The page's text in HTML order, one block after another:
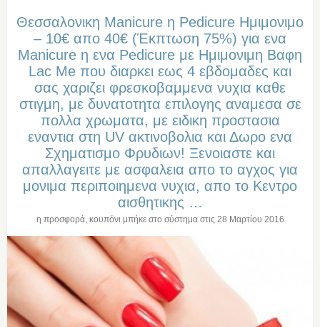
Θεσσαλονικη Manicure η Pedicure Ημιμονιμo
– 10€ απο 40€ (Έκπτωση 75%) για ενα
Manicure η ενα Pedicure με Ημιμονιμη Βαφη
Lac Me που διαρκει εως 4 εβδομαδες και
σας χαριζει φρεσκοβαμμενα νυχια καθε
στιγμη, με δυνατοτητα επιλογης αναμεσα σε
πολλα χρωματα, με ειδικη προστασια
εναντια στη UV ακτινοβολια και Δωρο ενα
Σχηματισμο Φρυδιων! Ξενοιαστε και
απαλλαγειτε με ασφαλεια απο το αγχος για
μονιμα περιποιημενα νυχια, απο το Κεντρο
αισθητικης …
η προσφορά, κουπόνι μπήκε στο σύστημα στις 28 Μαρτίου 2016